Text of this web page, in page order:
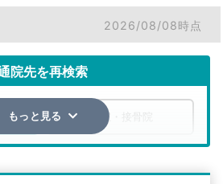
2026/08/08時点
院先を再検索
整骨院・接骨院
もっと見る